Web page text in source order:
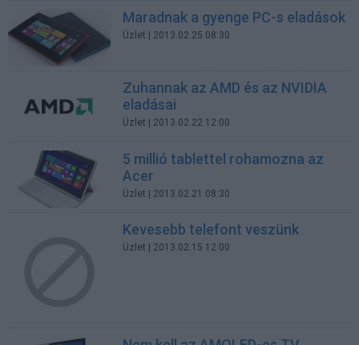
Maradnak a gyenge PC-s eladások
Üzlet | 2013.02.25 08:30
Zuhannak az AMD és az NVIDIA
eladásai
Üzlet | 2013.02.22 12:00
5 millió tablettel rohamozna az
Acer
Üzlet | 2013.02.21 08:30
Kevesebb telefont veszünk
Üzlet | 2013.02.15 12:00